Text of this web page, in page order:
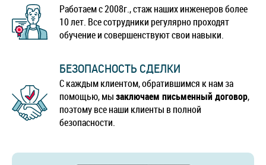
Работаем с 2008г., стаж наших инженеров более
10 лет. Все сотрудники регулярно проходят
обучение и совершенствуют свои навыки.
БЕЗОПАСНОСТЬ СДЕЛКИ
С каждым клиентом, обратившимся к нам за
помощью, мызаключаем письменный договор,
поэтому все наши клиенты в полной
безопасности.